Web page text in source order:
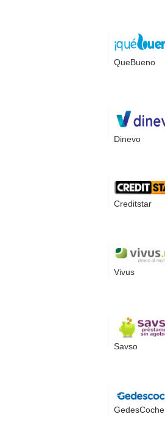
QueBueno
Dinevo
Creditstar
Vivus
Savso
GedesCoche